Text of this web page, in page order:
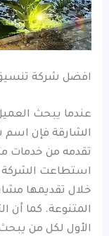
افضل شركة
عندما يبحث
الشارقة فإن اسم
تقدمه من خدمات
استطاعت الشركة
خلال تقديمها
المتنوعة. كما أن
الأول لكل من